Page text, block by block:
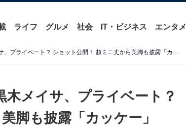
ライフ グルメ 社会 IT・ビジネス エンタメ
「そのTシャツ、ヤバいね」黒木メイサ、プライベート？ ショット公開！ 超ミニ丈から美脚も披露「カッケー」
木メイサ、プライベート？
脚も披露「カッケー」